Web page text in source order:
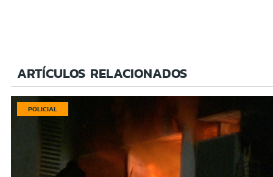
ARTÍCULOS RELACIONADOS
POLICIAL